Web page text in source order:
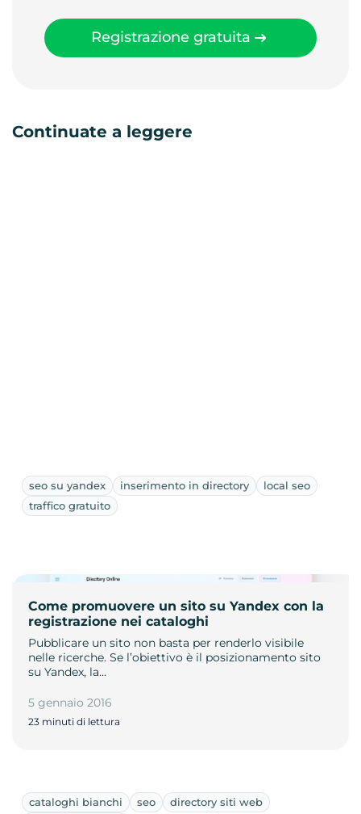
Registrazione gratuita
Continuate a leggere
seo su yandex inserimento in directory
local seo
traffico gratuito
Come promuovere un sito su Yandex con la
registrazione nei cataloghi
Pubblicare un sito non basta per renderlo visibile
nelle ricerche. Se l’obiettivo è il posizionamento sito
su Yandex, la…
5 gennaio 2016
23 minuti di lettura
cataloghi bianchi seo
directory siti web